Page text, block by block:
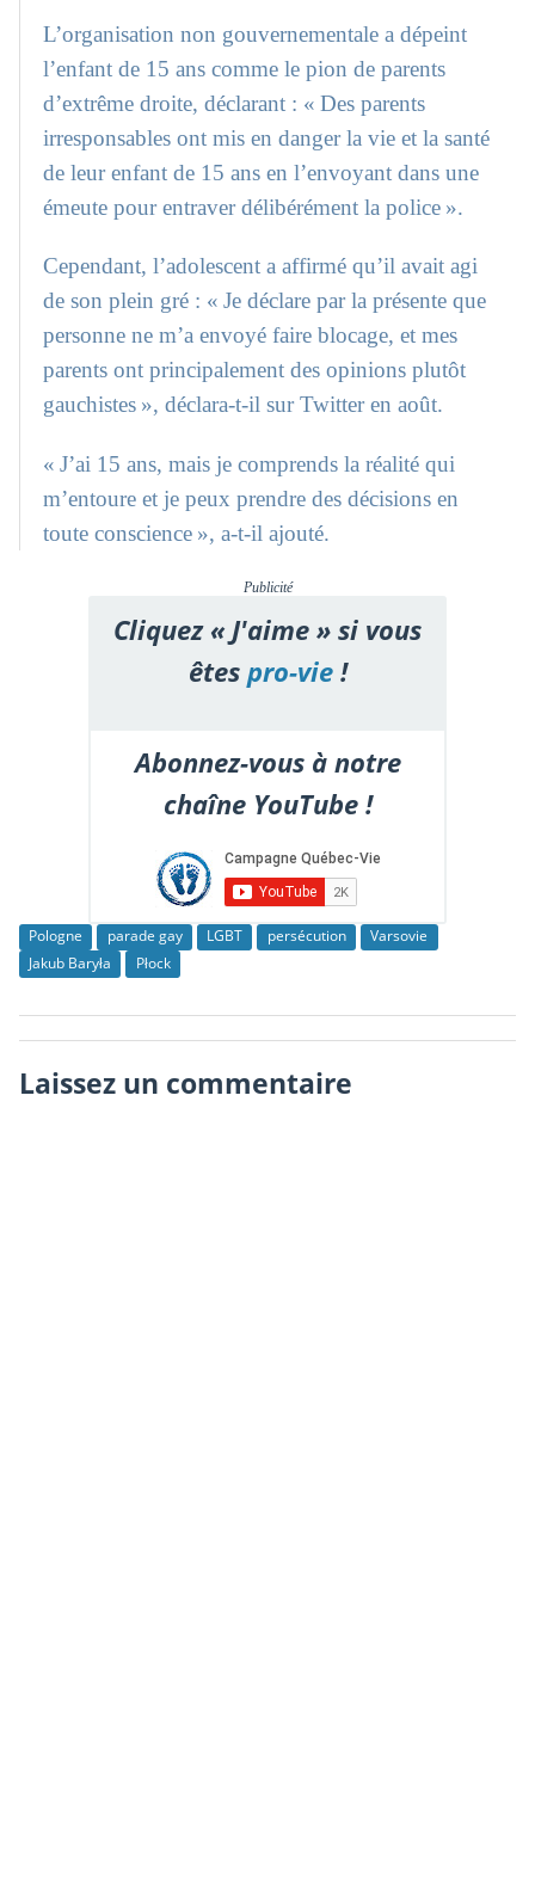
L’organisation non gouvernementale a dépeint
l’enfant de 15 ans comme le pion de parents
d’extrême droite, déclarant : « Des parents
irresponsables ont mis en danger la vie et la santé
de leur enfant de 15 ans en l’envoyant dans une
émeute pour entraver délibérément la police ».
Cependant, l’adolescent a affirmé qu’il avait agi
de son plein gré : « Je déclare par la présente que
personne ne m’a envoyé faire blocage, et mes
parents ont principalement des opinions plutôt
gauchistes », déclara-t-il sur Twitter en août.
« J’ai 15 ans, mais je comprends la réalité qui
m’entoure et je peux prendre des décisions en
toute conscience », a-t-il ajouté.
Publicité
Cliquez « J'aime » si vous
êtespro-vie!
Abonnez-vous à notre
chaîne YouTube !
Pologne parade gay LGBT persécution
Varsovie
Jakub Baryła
Płock
Laissez un commentaire